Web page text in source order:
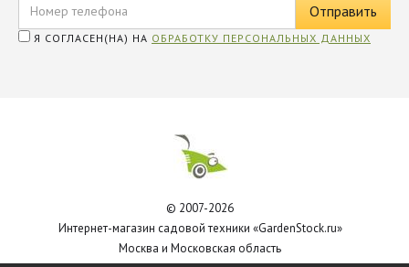
Я СОГЛАСЕН(НА) НА ОБРАБОТКУ ПЕРСОНАЛЬНЫХ ДАННЫХ
© 2007-2026
Интернет-магазин садовой техники «GardenStock.ru»
Москва и Московская область